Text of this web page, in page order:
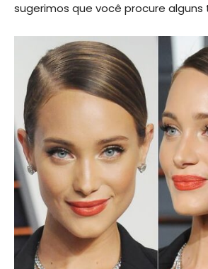
sugerimos que você procure alguns